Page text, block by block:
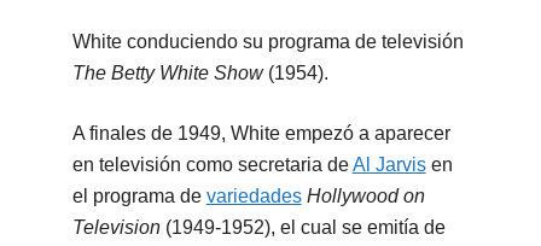
White conduciendo su programa de televisión
The Betty White Show(1954).
A finales de 1949, White empezó a aparecer
en televisión como secretaria deAl Jarvisen
el programa de variedades Hollywood on
Television(1949-1952), el cual se emitía de